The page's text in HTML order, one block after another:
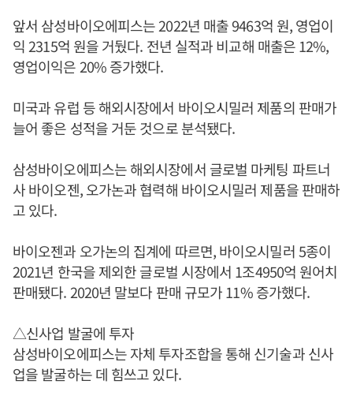
앞서 삼성바이오에피스는 2022년 매출 9463억 원, 영업이
익 2315억 원을 거뒀다. 전년 실적과 비교해 매출은 12%,
영업이익은 20% 증가했다.
미국과 유럽 등 해외시장에서 바이오시밀러 제품의 판매가
늘어 좋은 성적을 거둔 것으로 분석됐다.
삼성바이오에피스는 해외시장에서 글로벌 마케팅 파트너
사 바이오젠, 오가논과 협력해 바이오시밀러 제품을 판매하
고 있다.
바이오젠과 오가논의 집계에 따르면, 바이오시밀러 5종이
2021년 한국을 제외한 글로벌 시장에서 1조4950억 원어치
판매됐다. 2020년 말보다 판매 규모가 11% 증가했다.
△신사업 발굴에 투자
삼성바이오에피스는 자체 투자조합을 통해 신기술과 신사
업을 발굴하는 데 힘쓰고 있다.